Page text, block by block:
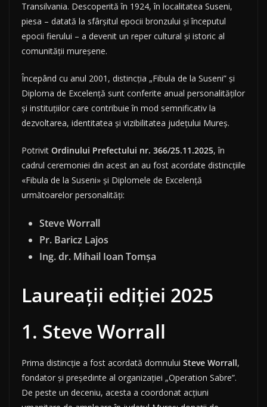
Transilvania. Descoperită în 1924, în localitatea Suseni,
piesa – datată la sfârșitul epocii bronzului și începutul
epocii fierului – a devenit un reper cultural și istoric al
comunității mureșene.
Începând cu anul 2001, distincția „Fibula de la Suseni” și
Diploma de Excelență sunt conferite anual personalităților
și instituțiilor care contribuie în mod semnificativ la
dezvoltarea, identitatea și vizibilitatea județului Mureș.
Potrivit Ordinului Prefectului nr. 366/25.11.2025, în
cadrul ceremoniei din acest an au fost acordate distincțiile
«Fibula de la Suseni» și Diplomele de Excelență
următoarelor personalități:
Steve Worrall
Pr. Baricz Lajos
Ing. dr. Mihail Ioan Tomșa
Laureații ediției 2025
1. Steve Worrall
Prima distincție a fost acordată domnului Steve Worrall,
fondator și președinte al organizației „Operation Sabre”.
De peste un deceniu, acesta a coordonat acțiuni